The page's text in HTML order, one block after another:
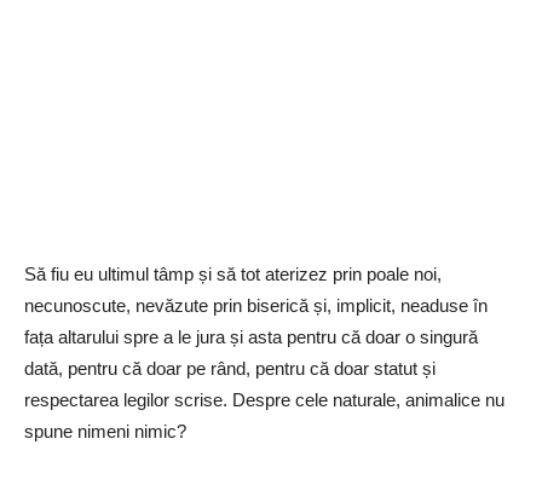
Să fiu eu ultimul tâmp și să tot aterizez prin poale noi,
necunoscute, nevăzute prin biserică și, implicit, neaduse în
fața altarului spre a le jura și asta pentru că doar o singură
dată, pentru că doar pe rând, pentru că doar statut și
respectarea legilor scrise. Despre cele naturale, animalice nu
spune nimeni nimic?